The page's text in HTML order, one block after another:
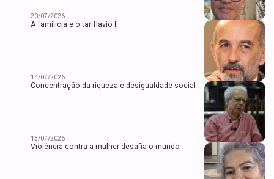
20/07/2026
A familicia e o tariflavio II
14/07/2026
Concentração da riqueza e desigualdade social
13/07/2026
Violência contra a mulher desafia o mundo